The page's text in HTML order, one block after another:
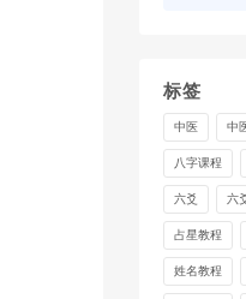
标签
中医 中
八字课程
六爻 六
占星教程
姓名教程